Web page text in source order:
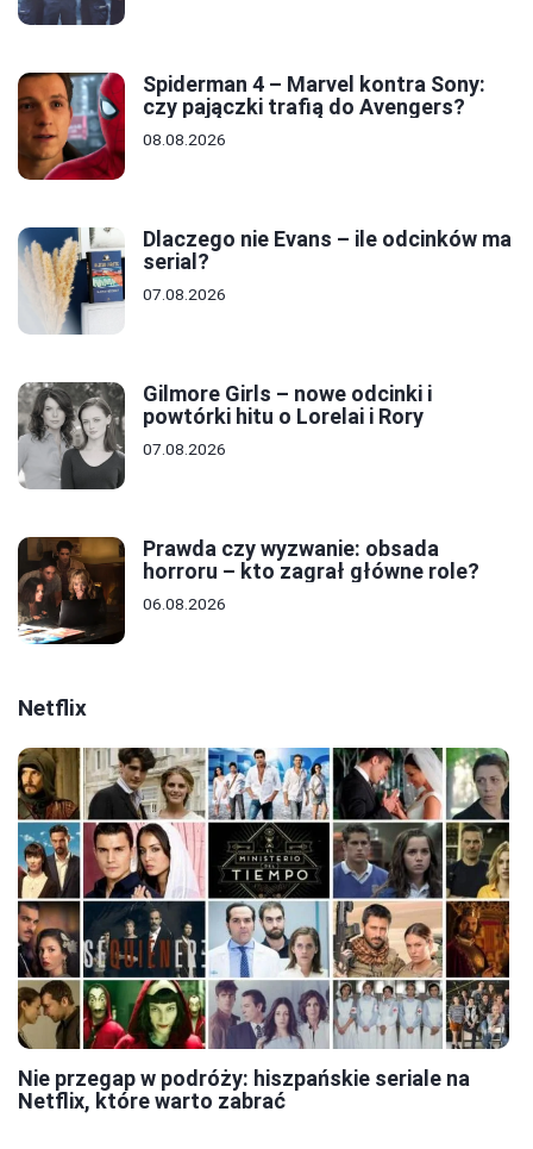
Spiderman 4 – Marvel kontra Sony:
czy pajączki trafią do Avengers?
08.08.2026
Dlaczego nie Evans – ile odcinków ma
serial?
07.08.2026
Gilmore Girls – nowe odcinki i
powtórki hitu o Lorelai i Rory
07.08.2026
Prawda czy wyzwanie: obsada
horroru – kto zagrał główne role?
06.08.2026
Netflix
Nie przegap w podróży: hiszpańskie seriale na
Netflix, które warto zabrać